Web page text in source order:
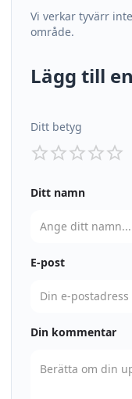
Vi verkar tyvärr
område.
Lägg till
Ditt betyg
Ditt namn
E-post
Din kommentar